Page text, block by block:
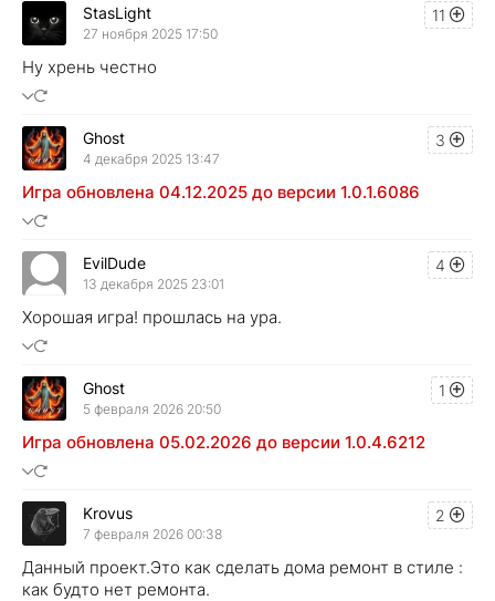
11
StasLight
27 ноября 2025 17:50
Ну хрень честно
3
Ghost
4 декабря 2025 13:47
Игра обновлена 04.12.2025 до версии 1.0.1.6086
4
EvilDude
13 декабря 2025 23:01
Хорошая игра! прошлась на ура.
1
Ghost
5 февраля 2026 20:50
Игра обновлена 05.02.2026 до версии 1.0.4.6212
2
Krovus
7 февраля 2026 00:38
Данный проект.Это как сделать дома ремонт в стиле :
как будто нет ремонта.